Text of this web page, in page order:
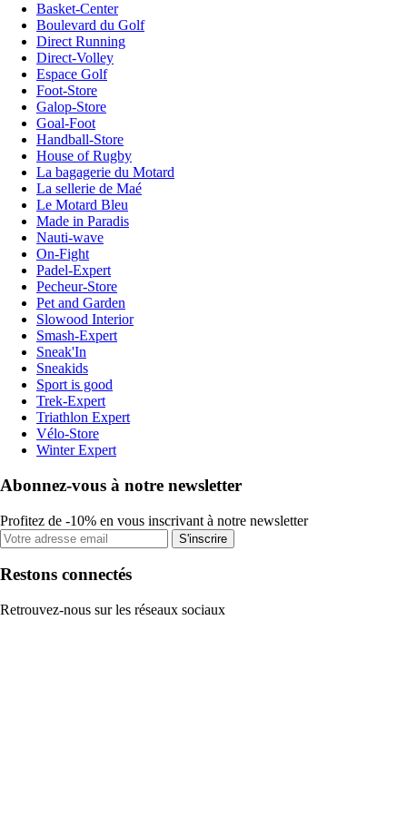
Basket-Center
Boulevard du Golf
Direct Running
Direct-Volley
Espace Golf
Foot-Store
Galop-Store
Goal-Foot
Handball-Store
House of Rugby
La bagagerie du Motard
La sellerie de Maé
Le Motard Bleu
Made in Paradis
Nauti-wave
On-Fight
Padel-Expert
Pecheur-Store
Pet and Garden
Slowood Interior
Smash-Expert
Sneak'In
Sneakids
Sport is good
Trek-Expert
Triathlon Expert
Vélo-Store
Winter Expert
Abonnez-vous à notre newsletter
Profitez de -10% en vous inscrivant à notre newsletter
S'inscrire
Restons connectés
Retrouvez-nous sur les réseaux sociaux